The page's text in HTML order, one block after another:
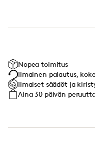
Nopea toimitus
Ilmainen palautus,
Ilmaiset säädöt ja
Aina 30 päivän